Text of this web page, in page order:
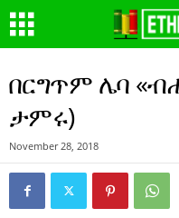
በርግጥም ሌባ
ታምሩ)
November 28, 2018